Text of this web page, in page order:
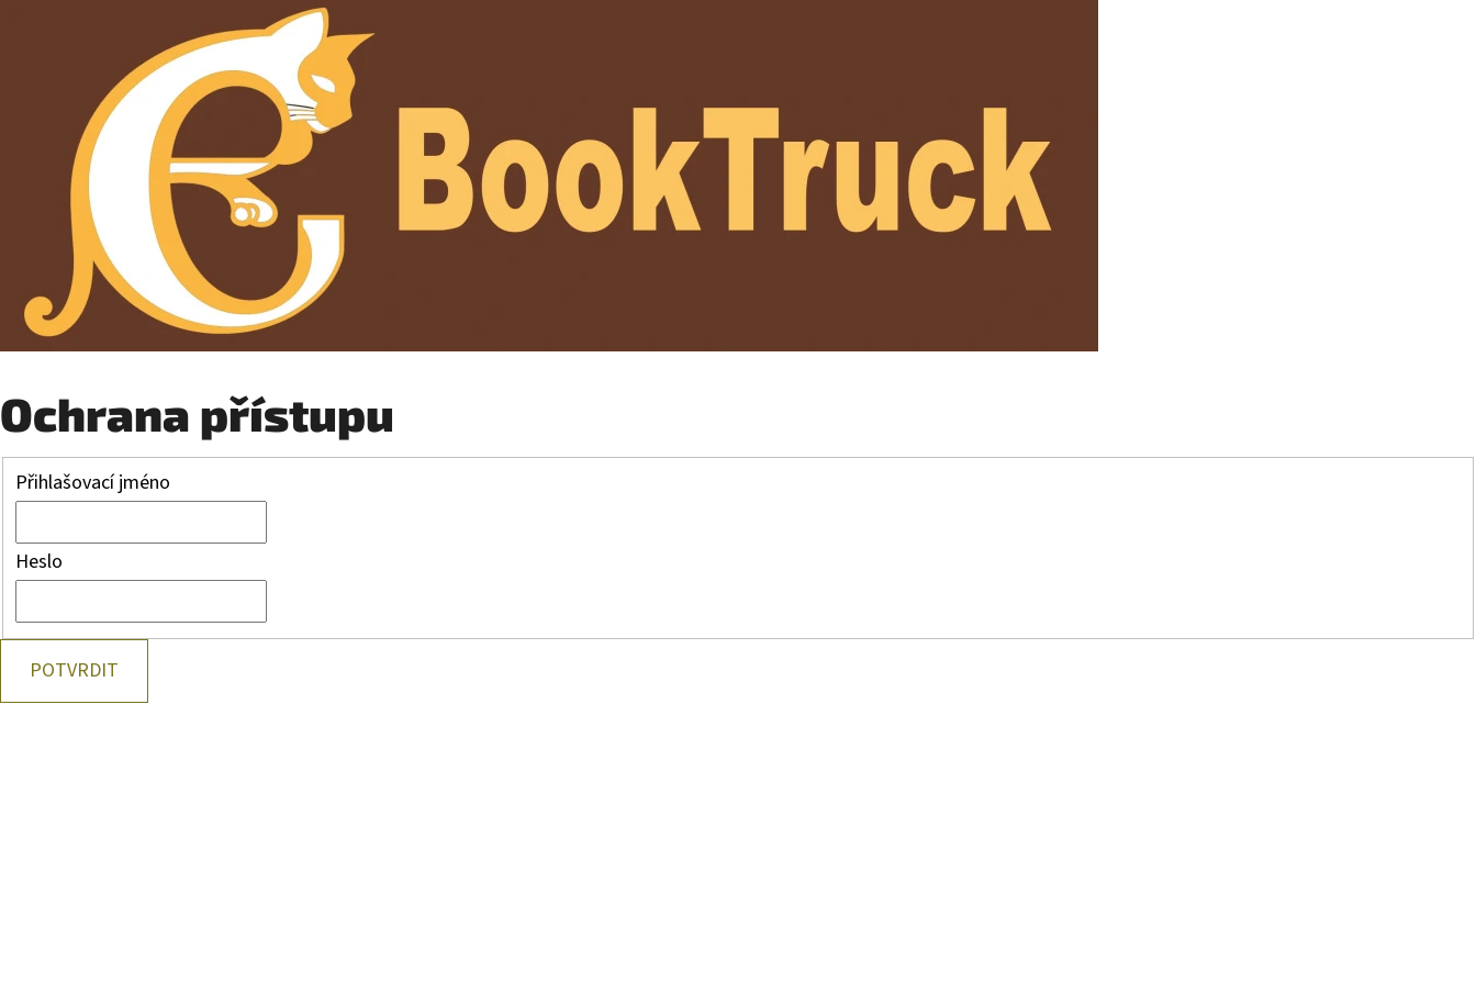
Ochrana přístupu
Přihlašovací jméno
Heslo
POTVRDIT